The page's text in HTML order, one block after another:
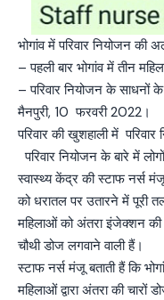
भोगांव में परिवार नियोजन
– पहली बार भोगांव में तीन
– परिवार नियोजन के साधनों
मैनपुरी, 10 फरवरी 2022।
परिवार की खुशहाली में
परिवार नियोजन के बारे में
स्वास्थ्य केंद्र की स्टाफ नर्स
को धरातल पर उतारने में पूरी
महिलाओं को अंतरा इंजेक्शन की
चौथी डोज लगवाने वाली हैं।
स्टाफ नर्स मंजू बताती हैं कि
महिलाओं द्वारा अंतरा की चारों